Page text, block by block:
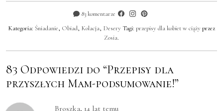
83 komentarze
Kategoria: Śniadanie, Obiad, Kolacja, Desery Tagi: przepisy dla kobiet w ciążyprzez
Zosia.
83 Odpowiedzi do “Przepisy dla
przyszłych Mam-podsumowanie!”
Broszka, 14 lat temu